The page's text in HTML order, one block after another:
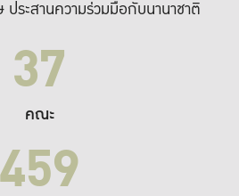
ประสานความร่วมมือกับนานาชาติ
37
คณะ
459